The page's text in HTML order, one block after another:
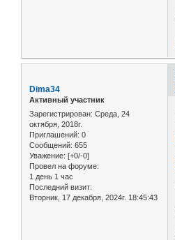
Dima34
Активный участник
Зарегистрирован: Среда, 24
октября, 2018г.
Приглашений: 0
Сообщений: 655
Уважение: [+0/-0]
Провел на форуме:
1 день 1 час
Последний визит:
Вторник, 17 декабря, 2024г. 18:45:43